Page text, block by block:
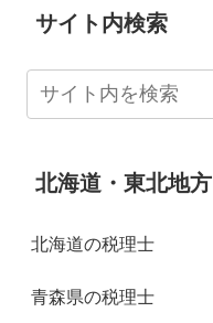
サイト内検索
北海道・東北地方
北海道の税理士
青森県の税理士